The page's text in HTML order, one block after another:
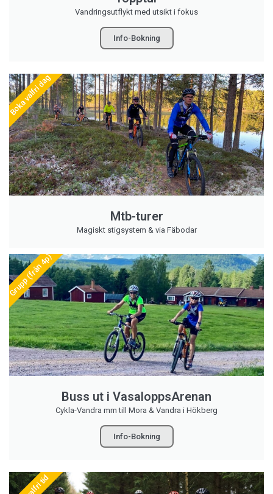
Vandringsutflykt med utsikt i fokus
Info-Bokning
Mtb-turer
Magiskt stigsystem & via Fäbodar
Boka valfri dag
Buss ut i VasaloppsArenan
Cykla-Vandra mm till Mora & Vandra i Hökberg
Info-Bokning
Grupp (från 4p)